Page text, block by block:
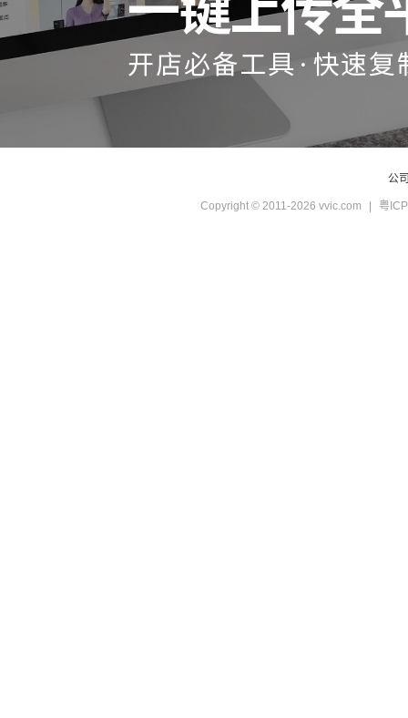
公
Copyright © 2011-2026 vvic.com 粤